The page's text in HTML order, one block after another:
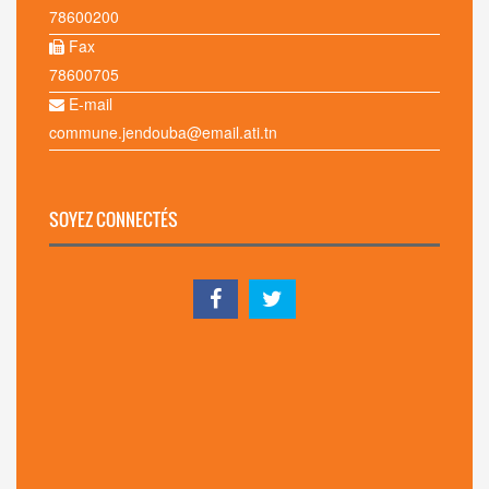
78600200
Fax
78600705
E-mail
commune.jendouba@email.ati.tn
SOYEZ CONNECTÉS